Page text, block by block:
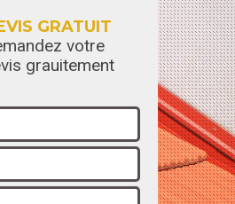
GRATUIT
votre
grauitement